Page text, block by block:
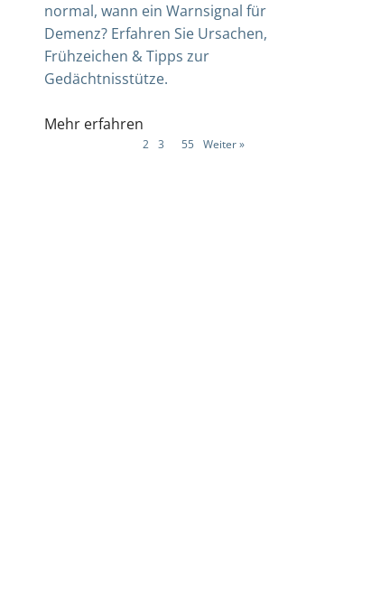
normal, wann ein Warnsignal für
Demenz? Erfahren Sie Ursachen,
Frühzeichen & Tipps zur
Gedächtnisstütze.
Mehr erfahren
2 3 55 Weiter »